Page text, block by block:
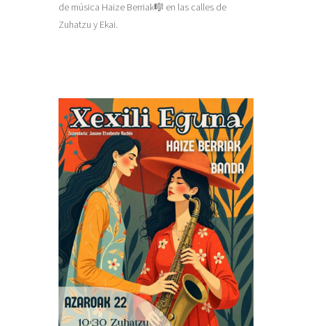
de música Haize Berriak🎼 en las calles de
Zuhatzu y Ekai.